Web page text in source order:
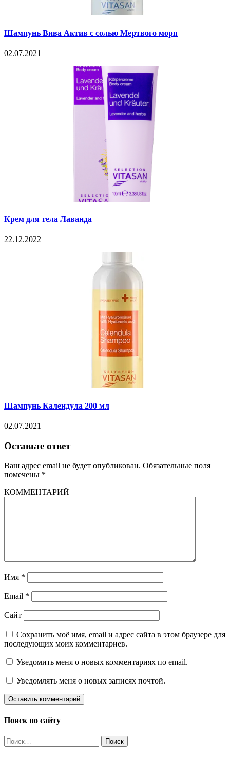
Шампунь Вива Актив с солью Мертвого моря
02.07.2021
Крем для тела Лаванда
22.12.2022
Шампунь Календула 200 мл
02.07.2021
Оставьте ответ
Ваш адрес email не будет опубликован. Обязательные поля
помечены *
КОММЕНТАРИЙ
Имя *
Email *
Сайт
Сохранить моё имя, email и адрес сайта в этом браузере для
последующих моих комментариев.
Уведомить меня о новых комментариях по email.
Уведомлять меня о новых записях почтой.
Поиск по сайту
Найти: